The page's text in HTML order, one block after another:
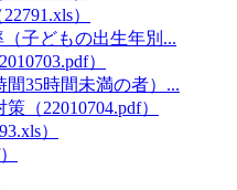
）
子どもの出生年別...
）
35時間未満の者）...
（22010704.pdf）
）